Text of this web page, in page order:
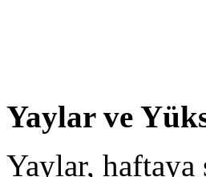
Yaylar ve
Yaylar,